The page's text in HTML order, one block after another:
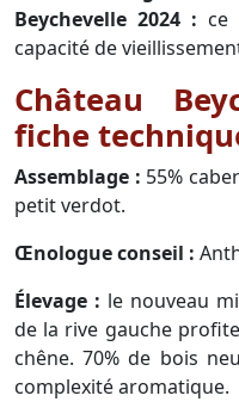
Beychevelle 2024 : ce
capacité de
Château
fiche
Assemblage : 55%
petit verdot.
Œnologue conseil :
Élevage : le nouveau
de la rive gauche
chêne. 70% de bois
complexité aromatique.